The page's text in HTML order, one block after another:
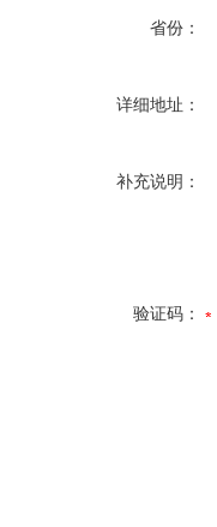
省份：
详细地址：
补充说明：
验证码：